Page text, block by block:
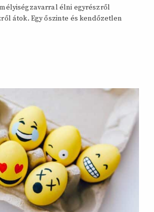
élni egyrészről
átok. Egy őszinte és kendőzetlen